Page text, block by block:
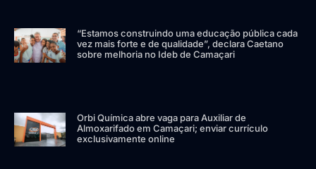
“Estamos construindo uma educação pública cada
vez mais forte e de qualidade”, declara Caetano
sobre melhoria no Ideb de Camaçari
Orbi Química abre vaga para Auxiliar de
Almoxarifado em Camaçari; enviar currículo
exclusivamente online